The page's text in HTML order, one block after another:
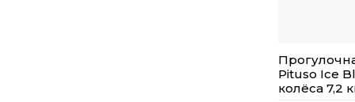
Pituso Ice
колёса 7,2